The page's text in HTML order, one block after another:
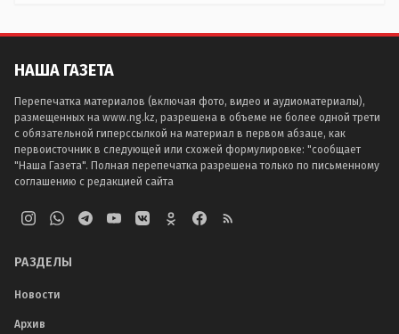
НАША ГАЗЕТА
Перепечатка материалов (включая фото, видео и аудиоматериалы),
размещенных на www.ng.kz, разрешена в объеме не более одной трети
с обязательной гиперссылкой на материал в первом абзаце, как
первоисточник в следующей или схожей формулировке: "сообщает
"Наша Газета". Полная перепечатка разрешена только по письменному
соглашению с редакцией сайта
РАЗДЕЛЫ
Новости
Архив